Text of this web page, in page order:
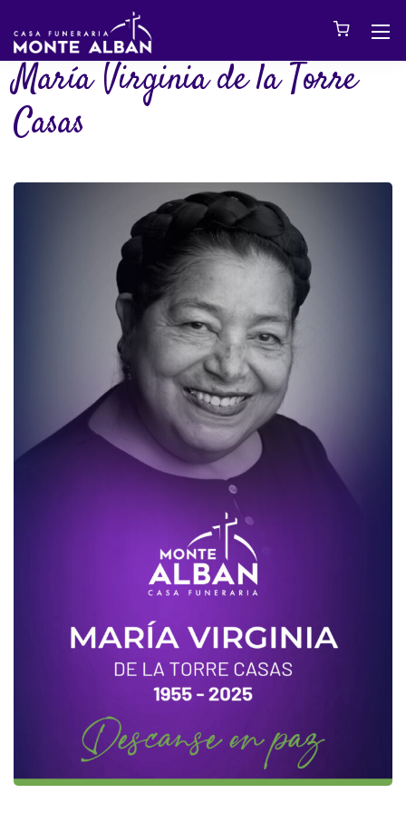
María Virginia de la Torre
Casas